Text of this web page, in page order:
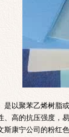
是以聚苯乙烯树脂
、高的抗压强度，
斯康宁公司的粉红